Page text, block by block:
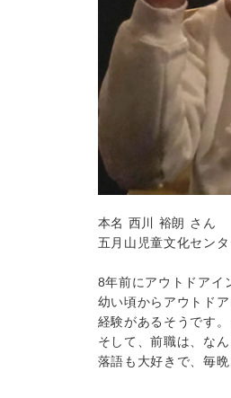
本名 西川 裕朗 さん
五月山児童文化セン
8年前にアウトドアイ
幼い頃からアウトド
経験があるそうです
そして、前職は、な
落語も大好きで、毎